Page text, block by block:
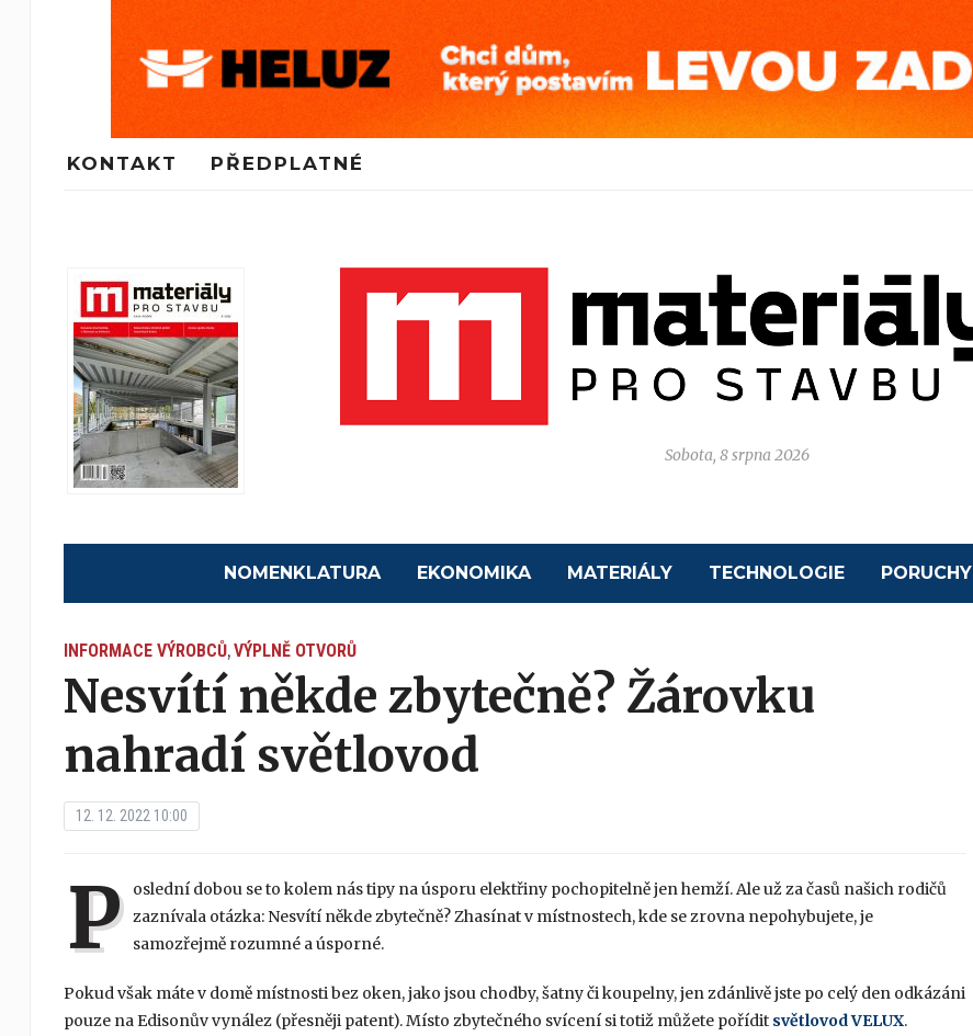
KONTAKT PŘEDPLATNÉ
Sobota, 8 srpna 2026
NOMENKLATURA EKONOMIKA MATERIÁLY TECHNOLOGIE PORUCHY
INFORMACE VÝROBCŮ,VÝPLNĚ OTVORŮ
Nesvítí někde zbytečně? Žárovku
nahradí světlovod
12. 12. 2022 10:00
P
oslední dobou se to kolem nás tipy na úsporu elektřiny pochopitelně jen hemží. Ale už za časů našich rodičů
zaznívala otázka: Nesvítí někde zbytečně? Zhasínat v místnostech, kde se zrovna nepohybujete, je
samozřejmě rozumné a úsporné.
Pokud však máte v domě místnosti bez oken, jako jsou chodby, šatny či koupelny, jen zdánlivě jste po celý den odkázáni
pouze na Edisonův vynález (přesněji patent). Místo zbytečného svícení si totiž můžete pořídit světlovod VELUX.